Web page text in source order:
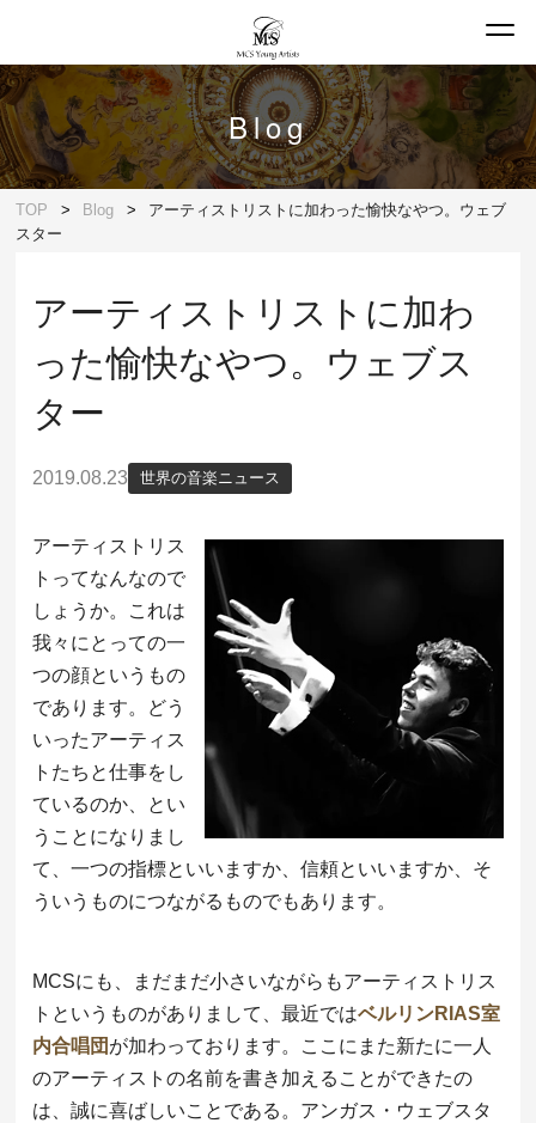
Blog
TOP Blog
アーティストリストに加わった愉快なやつ。ウェブ
スター
アーティストリストに加わ
った愉快なやつ。ウェブス
ター
2019.08.23 世界の音楽ニュース
アーティストリス
トってなんなので
しょうか。これは
我々にとっての一
つの顔というもの
であります。どう
いったアーティス
トたちと仕事をし
ているのか、とい
うことになりまし
て、一つの指標といいますか、信頼といいますか、そ
ういうものにつながるものでもあります。
MCSにも、まだまだ小さいながらもアーティストリス
トというものがありまして、最近ではベルリンRIAS室
内合唱団 が加わっております。ここにまた新たに一人
のアーティストの名前を書き加えることができたの
は、誠に喜ばしいことである。アンガス・ウェブスタ